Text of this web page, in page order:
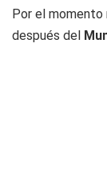
Por el momento
después del